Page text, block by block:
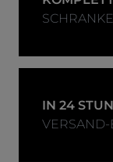
SCHRANKE
IN 24
VERSAND-